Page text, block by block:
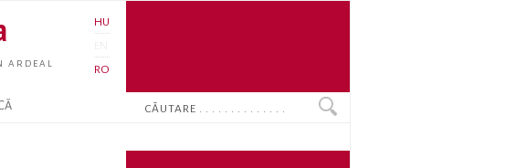
ARDEAL
HU
RO
Search